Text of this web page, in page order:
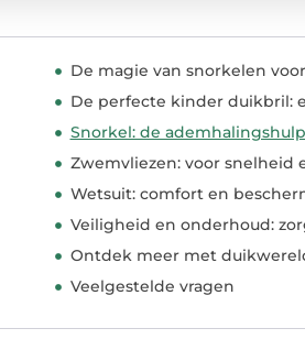
De magie van snorkelen
De perfecte kinder duikbril:
Snorkel: de ademhalingshulp
Zwemvliezen: voor snelheid
Wetsuit: comfort en
Veiligheid en onderhoud:
Ontdek meer met
Veelgestelde vragen